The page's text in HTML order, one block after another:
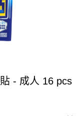
- 成人 16 pcs